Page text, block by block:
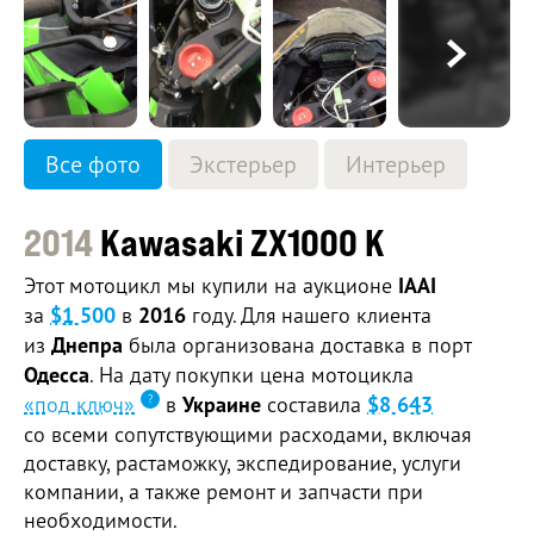
Все фото Экстерьер Интерьер
2014Kawasaki ZX1000 K
Этот мотоцикл мы купили на аукционе IAAI
за $1 500 в 2016 году. Для нашего клиента
из Днепра была организована доставка в порт
Одесса. На дату покупки цена мотоцикла
«под ключ»
в Украине составила $8 643
со всеми сопутствующими расходами, включая
доставку, растаможку, экспедирование, услуги
компании, а также ремонт и запчасти при
необходимости.